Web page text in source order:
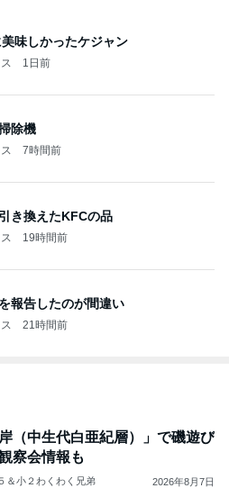
味しかったケジャン
1日前
除機
7時間前
き換えたKFCの品
19時間前
報告したのが間違い
21時間前
（中生代白亜紀層）」で磯遊び
察会情報も
＆小２わくわく兄弟 2026年8月7日